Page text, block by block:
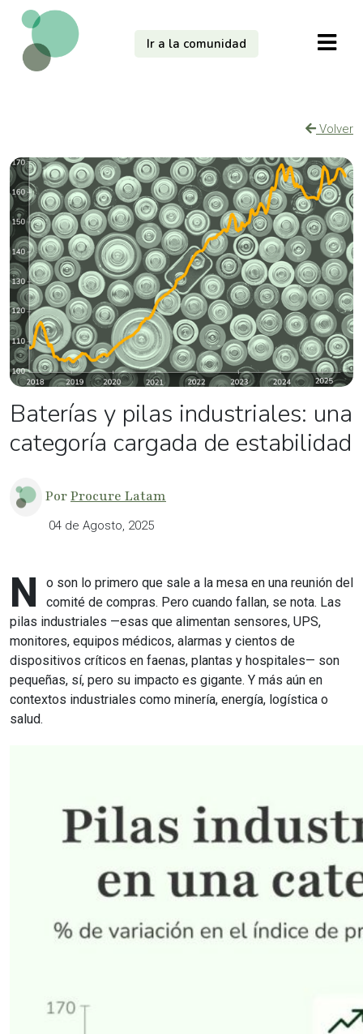
Ir a la comunidad
Volver
Baterías y pilas industriales: una
categoría cargada de estabilidad
PorProcure Latam
04 de Agosto, 2025
N
o son lo primero que sale a la mesa en una reunión del
comité de compras. Pero cuando fallan, se nota. Las
pilas industriales —esas que alimentan sensores, UPS,
monitores, equipos médicos, alarmas y cientos de
dispositivos críticos en faenas, plantas y hospitales— son
pequeñas, sí, pero su impacto es gigante. Y más aún en
contextos industriales como minería, energía, logística o
salud.